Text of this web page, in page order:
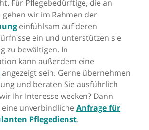
Für Pflegebedürftige, die an
gehen wir im Rahmen der
einfühlsam auf deren
ein und unterstützen sie
zu bewältigen. In
kann außerdem eine
angezeigt sein. Gerne übernehmen
und beraten Sie ausführlich
Ihr Interesse wecken? Dann
eine unverbindliche Anfrage für
Pflegedienst.